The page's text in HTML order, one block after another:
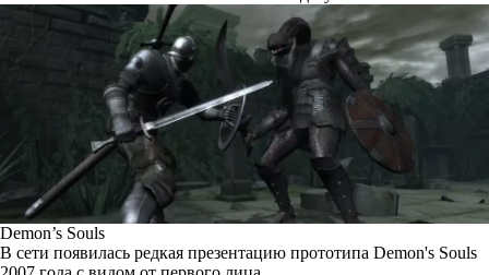
Demon’s Souls
В сети появилась редкая презентацию прототипа Demon's Souls